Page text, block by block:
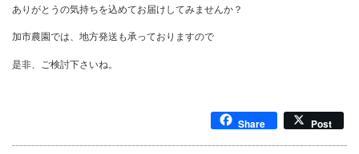
ありがとうの気持ちを込めてお届けしてみませんか？
加市農園では、地方発送も承っておりますので
是非、ご検討下さいね。
Share Post